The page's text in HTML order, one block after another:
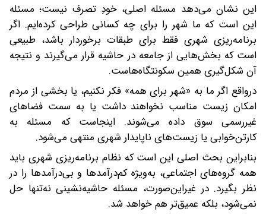
این نشان می‌دهد مسئله اصلی، خودِ تصرف نیست؛ مسئله
این است که ما شهر را برای چه کسانی طراحی کرده‌ایم. اگر
برنامه‌ریزی شهری فقط برای طبقات برخوردار باشد، طبیعی
است که بخش‌هایی از جامعه در حاشیه قرار می‌گیرند و نتیجه
آن شکل‌گیری همین سکونتگاه‌هاست.
در‌واقع اگر ما به «شهر برای همه» فکر نکنیم، یا بخشی از مردم
امکان زیست مناسب نخواهند داشت یا به سمت فضاهای
غیررسمی سوق داده می‌شوند. اینجاست که مسئله به
کارتن‌خوابی یا زیست‌های ناپایدار شهری منتهی می‌شود.
بنابراین بحث اصلی این است که نظام برنامه‌ریزی شهری باید
همه گروه‌های اجتماعی، به‌ویژه کم‌درآمدها و بی‌درآمدها را در
نظر بگیرد. در غیر‌این‌صورت، مسئله حاشیه‌نشینی نه‌تنها حل
نمی‌شود، بلکه عمیق‌تر هم خواهد شد.